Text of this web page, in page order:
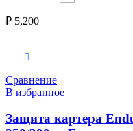
₽ 5,200
Сравнение
В избранное
Защита картера